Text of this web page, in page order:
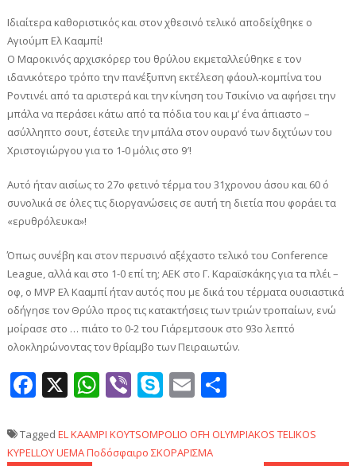
Ιδιαίτερα καθοριστικός και στον χθεσινό τελικό αποδείχθηκε ο
Αγιούμπ Ελ Κααμπί!
Ο Μαροκινός αρχισκόρερ του θρύλου εκμεταλλεύθηκε ε τον
ιδανικότερο τρόπο την πανέξυπνη εκτέλεση φάουλ-κομπίνα του
Ροντινέι από τα αριστερά και την κίνηση του Τσικίνιο να αφήσει την
μπάλα να περάσει κάτω από τα πόδια του και μ’ ένα άπιαστο –
ασύλληπτο σουτ, έστειλε την μπάλα στον ουρανό των διχτύων του
Χριστογιώργου για το 1-0 μόλις στο 9′!
Αυτό ήταν αισίως το 27ο φετινό τέρμα του 31χρονου άσου και 60 ό
συνολικά σε όλες τις διοργανώσεις σε αυτή τη διετία που φοράει τα
«ερυθρόλευκα»!
Όπως συνέβη και στον περυσινό αξέχαστο τελικό του Conference
League, αλλά και στο 1-0 επί τη; ΑΕΚ στο Γ. Καραϊσκάκης για τα πλέι –
οφ, ο MVP Ελ Κααμπί ήταν αυτός που με δικά του τέρματα ουσιαστικά
οδήγησε τον Θρύλο προς τις κατακτήσεις των τριών τροπαίων, ενώ
μοίρασε στο … πιάτο το 0-2 του Γιάρεμτσουκ στο 93ο λεπτό
ολοκληρώνοντας τον θρίαμβο των Πειραιωτών.
Facebook
X WhatsApp
ViberSkype
Email
Tagged EL KAAMPI KOYTSOMPOLIO OFH OLYMPIAKOS TELIKOS
KYPELLOYUEMAΠοδόσφαιρο ΣΚΟΡΑΡΙΣΜΑ